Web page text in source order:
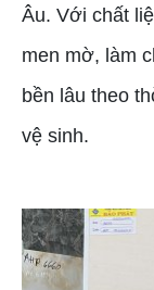
Âu. Với chất
men mờ, làm
bền lâu theo
vệ sinh.